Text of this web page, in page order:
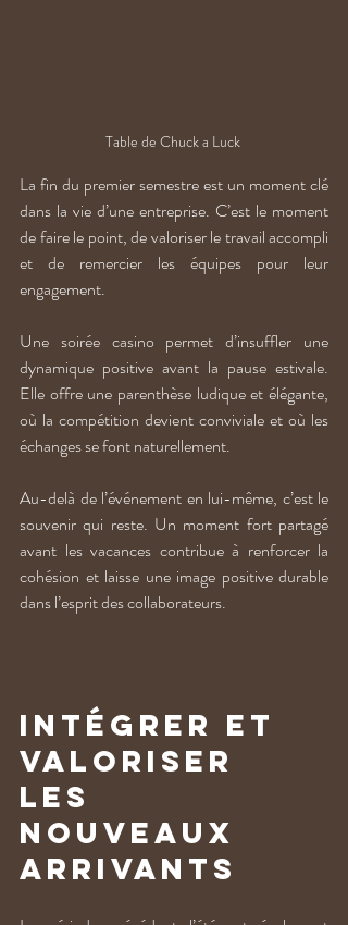
Table de Chuck a Luck
La fin du premier semestre est un moment clé
dans la vie d’une entreprise. C’est le moment
de faire le point, de valoriser le travail accompli
et de remercier les équipes pour leur
engagement.
Une soirée casino permet d’insuffler une
dynamique positive avant la pause estivale.
Elle offre une parenthèse ludique et élégante,
où la compétition devient conviviale et où les
échanges se font naturellement.
Au-delà de l’événement en lui-même, c’est le
souvenir qui reste. Un moment fort partagé
avant les vacances contribue à renforcer la
cohésion et laisse une image positive durable
dans l’esprit des collaborateurs.
Intégrer et
valoriser
les
nouveaux
arrivants